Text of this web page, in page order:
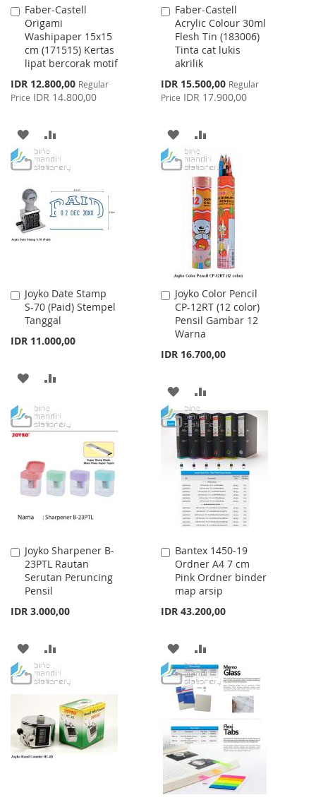
Faber-Castell
Origami
Washipaper 15x15
cm (171515) Kertas
lipat bercorak motif
Special
Price
IDR 12.800,00 Regular
Price IDR 14.800,00
Add
to
Cart
ADD
TO
LIST
TO
Faber-Castell
Acrylic Colour 30ml
Flesh Tin (183006)
Tinta cat lukis
akrilik
Special
Price
IDR 15.500,00 Regular
Price IDR 17.900,00
Add
to
Cart
ADD
TO
WISH
LIST
TO
COMPARE
Joyko Date Stamp
S-70 (Paid) Stempel
Tanggal
IDR 11.000,00
Add
to
Cart
ADD
WISHCOMPARE
Joyko Color Pencil
CP-12RT (12 color)
Pensil Gambar 12
Warna
IDR 16.700,00
Add
to
Cart
ADD
TO
WISH
LIST
TO
COMPARE
Joyko Sharpener B-
23PTL Rautan
Serutan Peruncing
Pensil
IDR 3.000,00
Add
to
Cart
ADD
TO
LIST
TO
COMPARE
Bantex 1450-19
Ordner A4 7 cm
Pink Ordner binder
map arsip
IDR 43.200,00
Add
to
Cart
ADD
TO
WISH
TO
COMPARE